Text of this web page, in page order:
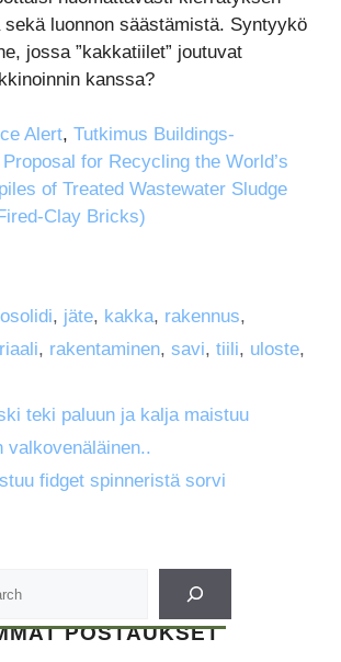
sekä luonnon säästämistä. Syntyykö
jossa ”kakkatiilet” joutuvat
kanssa?
Alert, Tutkimus Buildings-
for Recycling the World’s
of Treated Wastewater Sludge
Clay Bricks)
, jäte, kakka, rakennus,
, rakentaminen, savi, tiili, uloste,
teki paluun ja kalja maistuu
valkovenäläinen..
fidget spinneristä sorvi
POSTAUKSET